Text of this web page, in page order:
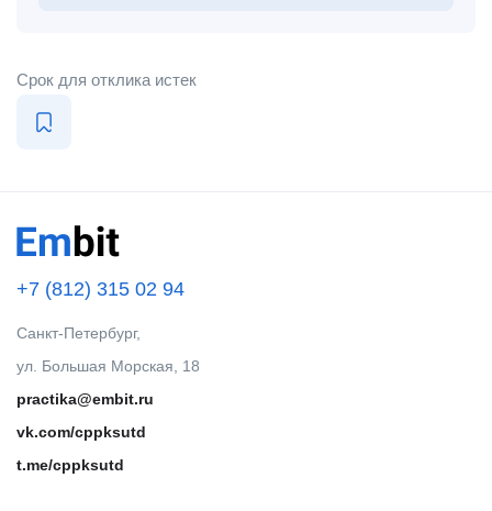
Срок для отклика истек
+7 (812) 315 02 94
Санкт-Петербург,
ул. Большая Морская, 18
practika@embit.ru
vk.com/cppksutd
t.me/cppksutd